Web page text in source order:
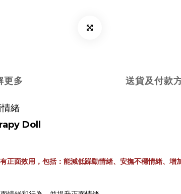
更多 送貨及付款
緒
Doll
面效用，包括：能減低躁動情緒、安撫不穩情緒、增